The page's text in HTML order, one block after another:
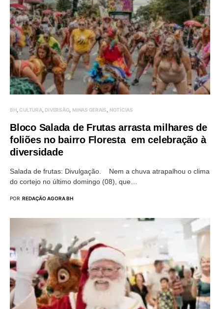
BH CULTURA DIVERSÃO MINAS GERAIS NOTÍCIAS
Bloco Salada de Frutas arrasta milhares de
foliões no bairro Floresta em celebração à
diversidade
Salada de frutas: Divulgação. Nem a chuva atrapalhou o clima
do cortejo no último domingo (08), que…
POR REDAÇÃO AGORA BH